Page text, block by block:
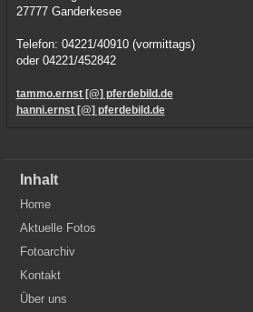
27777 Ganderkesee
Telefon: 04221/40910 (vormittags)
oder 04221/452842
tammo.ernst [@] pferdebild.de
hanni.ernst [@] pferdebild.de
Inhalt
Home
Aktuelle Fotos
Fotoarchiv
Kontakt
Über uns